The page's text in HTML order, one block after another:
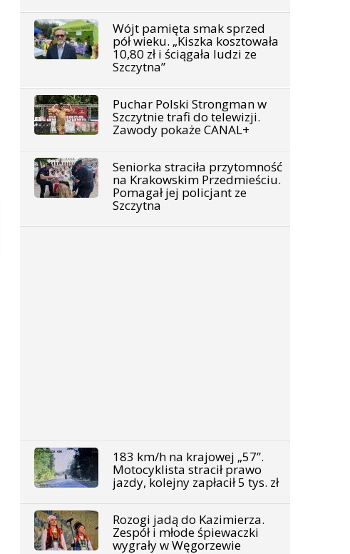
Wójt pamięta smak sprzed
pół wieku. „Kiszka kosztowała
10,80 zł i ściągała ludzi ze
Szczytna”
Puchar Polski Strongman w
Szczytnie trafi do telewizji.
Zawody pokaże CANAL+
Seniorka straciła przytomność
na Krakowskim Przedmieściu.
Pomagał jej policjant ze
Szczytna
183 km/h na krajowej „57”.
Motocyklista stracił prawo
jazdy, kolejny zapłacił 5 tys. zł
Rozogi jadą do Kazimierza.
Zespół i młode śpiewaczki
wygrały w Węgorzewie